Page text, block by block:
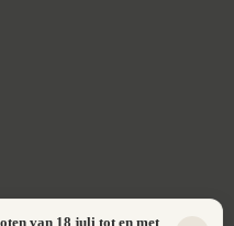
van 18 juli tot en met